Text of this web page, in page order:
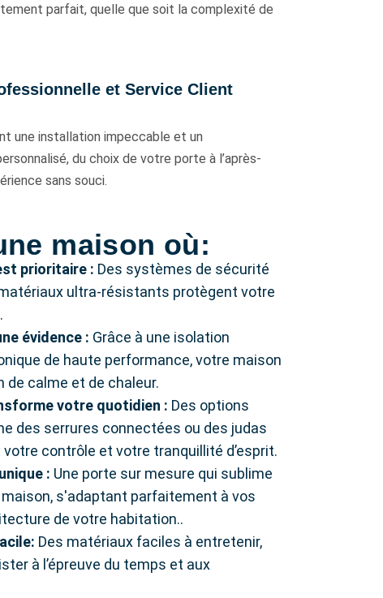
parfait, quelle que soit la complexité de
et Service Client
une installation impeccable et un
du choix de votre porte à l’après-
sans souci.
maison où:
prioritaire : Des systèmes de sécurité
ultra-résistants protègent votre
évidence : Grâce à une isolation
de haute performance, votre maison
de calme et de chaleur.
votre quotidien : Des options
des serrures connectées ou des judas
contrôle et votre tranquillité d’esprit.
: Une porte sur mesure qui sublime
maison, s'adaptant parfaitement à vos
de votre habitation..
Des matériaux faciles à entretenir,
à l’épreuve du temps et aux